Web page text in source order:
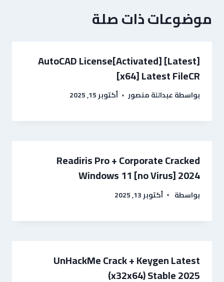
موضوعات ذات صلة
AutoCAD License[Activated] [Latest]
[x64] Latest FileCR
بواسطةعبداللة منصور أكتوبر 15, 2025
Readiris Pro + Corporate Cracked
Windows 11 [no Virus] 2024
بواسطة أكتوبر 13, 2025
UnHackMe Crack + Keygen Latest
(x32x64) Stable 2025